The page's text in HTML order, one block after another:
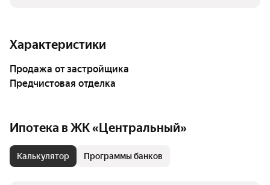
Характеристики
Продажа от застройщика
Предчистовая отделка
Ипотека в ЖК «Центральный»
Калькулятор Программы банков